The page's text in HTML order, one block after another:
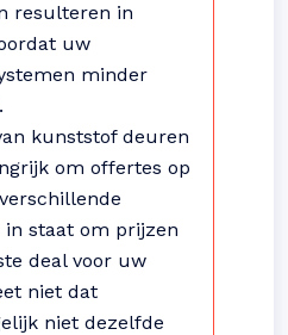
resulteren in
uw
minder
kunststof deuren
om offertes op
staat om prijzen
deal voor uw
niet dat
niet dezelfde